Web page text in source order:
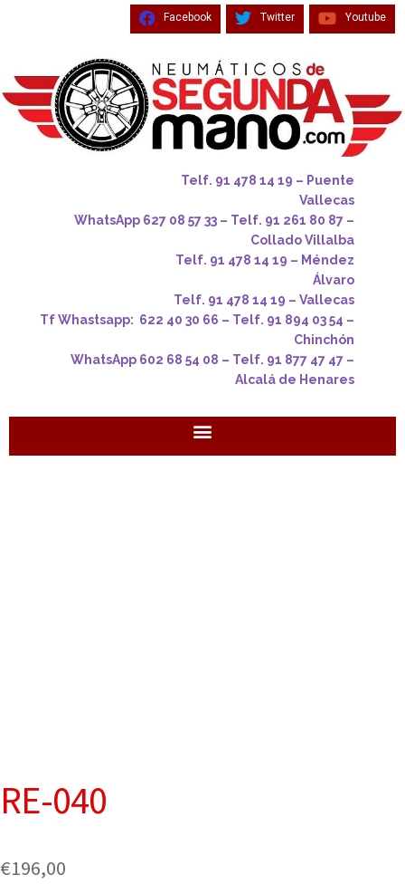
Facebook Twitter Youtube
Telf. 91 478 14 19 – Puente
Vallecas
WhatsApp 627 08 57 33 – Telf. 91 261 80 87 –
Collado Villalba
Telf. 91 478 14 19 – Méndez
Álvaro
Telf. 91 478 14 19 – Vallecas
Tf Whastsapp: 622 40 30 66 – Telf. 91 894 03 54 –
Chinchón
WhatsApp 602 68 54 08 – Telf. 91 877 47 47 –
Alcalá de Henares
RE-040
€196,00